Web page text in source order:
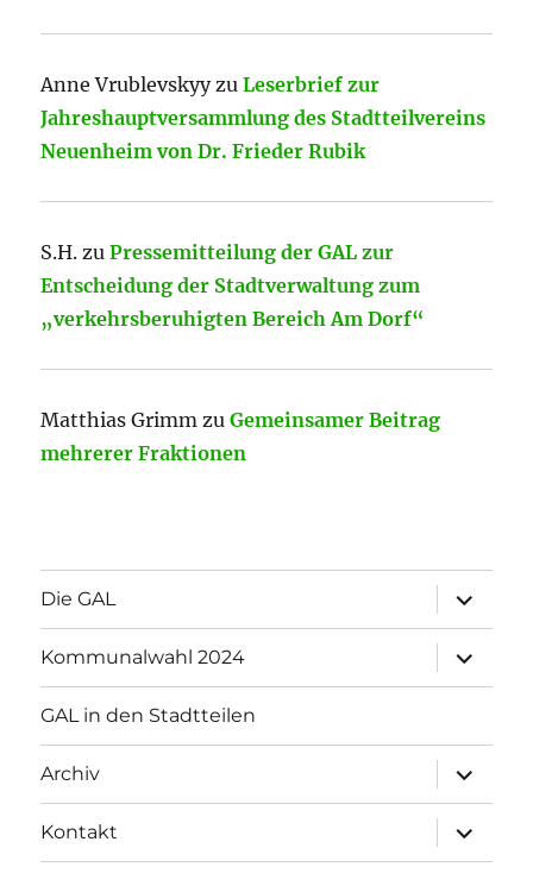
Anne VrublevskyyzuLeserbrief zur
Jahreshauptversammlung des Stadtteilvereins
Neuenheim von Dr. Frieder Rubik
S.H. zuPressemitteilung der GAL zur
Entscheidung der Stadtverwaltung zum
„verkehrsberuhigten Bereich Am Dorf“
Matthias Grimm zuGemeinsamer Beitrag
mehrerer Fraktionen
Die GAL
öffnen
Kommunalwahl 2024
öffnen
GAL in den Stadtteilen
Archiv
öffnen
Kontakt
öffnen